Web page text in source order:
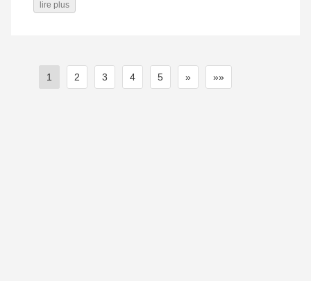
lire plus
1 2 3 4 5 » »»